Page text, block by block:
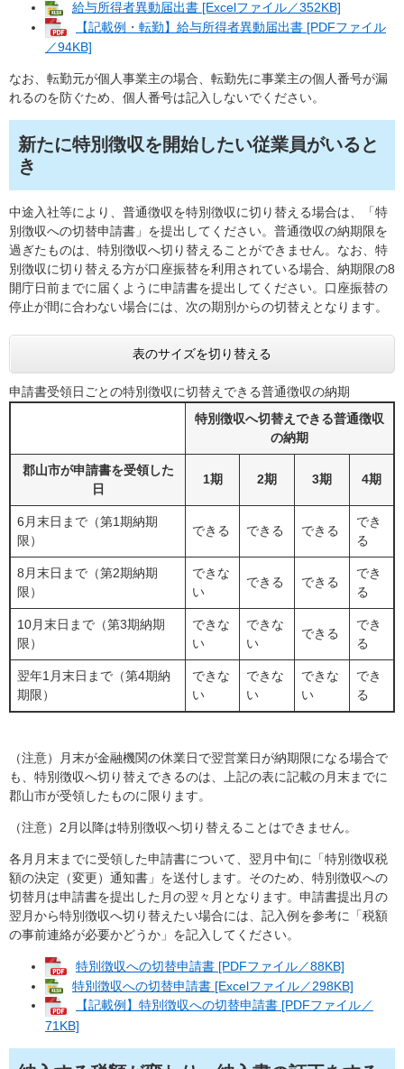
給与所得者異動届出書 [Excelファイル／352KB]
【記載例・転勤】給与所得者異動届出書 [PDFファイル
／94KB]
なお、転勤元が個人事業主の場合、転勤先に事業主の個人番号が漏
れるのを防ぐため、個人番号は記入しないでください。
新たに特別徴収を開始したい従業員がいると
き
中途入社等により、普通徴収を特別徴収に切り替える場合は、「特
別徴収への切替申請書」を提出してください。普通徴収の納期限を
過ぎたものは、特別徴収へ切り替えることができません。なお、特
別徴収に切り替える方が口座振替を利用されている場合、納期限の8
開庁日前までに届くように申請書を提出してください。口座振替の
停止が間に合わない場合には、次の期別からの切替えとなります。
表のサイズを切り替える
申請書受領日ごとの特別徴収に切替えできる普通徴収の納期
特別徴収へ切替えできる普通徴収
の納期
郡山市が申請書を受領した
日
1期 2期 3期 4期
6月末日まで（第1期納期
限）
できる できる できる
でき
る
8月末日まで（第2期納期
限）
できな
い
できる できる
でき
る
10月末日まで（第3期納期
限）
できな
い
できな
い
できる
でき
る
翌年1月末日まで（第4期納
期限）
できな
い
できな
い
できな
い
でき
る
（注意）月末が金融機関の休業日で翌営業日が納期限になる場合で
も、特別徴収へ切り替えできるのは、上記の表に記載の月末までに
郡山市が受領したものに限ります。
（注意）2月以降は特別徴収へ切り替えることはできません。
各月月末までに受領した申請書について、翌月中旬に「特別徴収税
額の決定（変更）通知書」を送付します。そのため、特別徴収への
切替月は申請書を提出した月の翌々月となります。申請書提出月の
翌月から特別徴収へ切り替えたい場合には、記入例を参考に「税額
の事前連絡が必要かどうか」を記入してください。
特別徴収への切替申請書 [PDFファイル／88KB]
特別徴収への切替申請書 [Excelファイル／298KB]
【記載例】特別徴収への切替申請書 [PDFファイル／
71KB]